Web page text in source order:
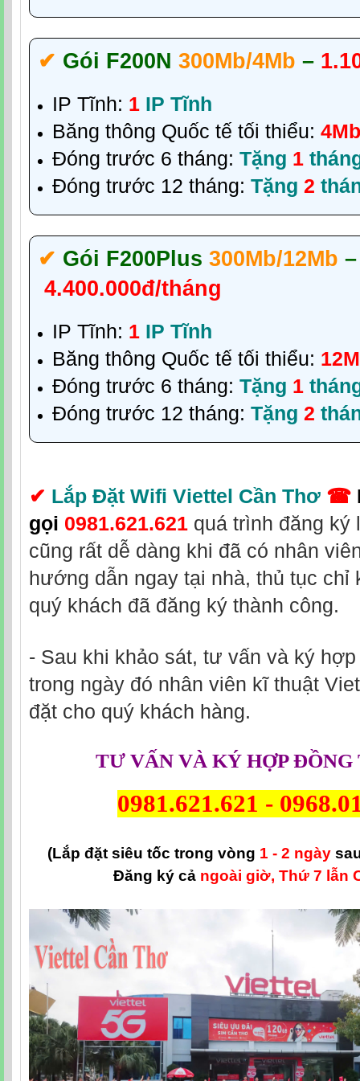
✔‎ Gói F200N 300Mb/4Mb –
IP Tĩnh: 1 IP Tĩnh
Băng thông Quốc tế tối thiểu: 4Mb
Đóng trước 6 tháng: Tặng 1
Đóng trước 12 tháng: Tặng 2
✔‎ Gói F200Plus 300Mb/12Mb –
4.400.000đ/tháng
IP Tĩnh: 1 IP Tĩnh
Băng thông Quốc tế tối thiểu:
Đóng trước 6 tháng: Tặng 1
Đóng trước 12 tháng: Tặng 2
✔ Lắp Đặt Wifi Viettel Cần Thơ ☎
gọi 0981.621.621 quá trình đăng ký
cũng rất dễ dàng khi đã có nhân
hướng dẫn ngay tại nhà, thủ tục chỉ
quý khách đã đăng ký thành công.
- Sau khi khảo sát, tư vấn và ký
trong ngày đó nhân viên kĩ thuật
đặt cho quý khách hàng.
TƯ VẤN VÀ KÝ HỢP ĐỒNG
0981.621.621 -
(Lắp đặt siêu tốc trong vòng 1 - 2 ngày
Đăng ký cả ngoài giờ, Thứ 7 lẫn